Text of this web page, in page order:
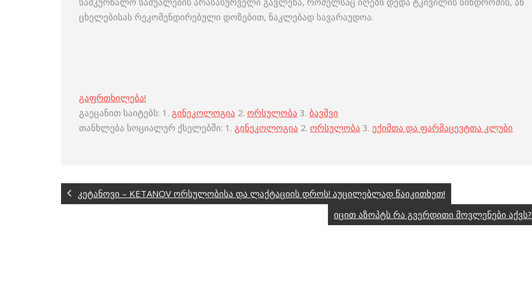
ცხელებისას რეკომენდირებული დოზებით, ნაკლებად სავარაუდოა.
გაფრთხილება!
გაეცანით საიტებს: 1. გინეკოლოგია 2. ორსულობა 3. ბავშვი
თანხლება სოციალურ ქსელებში: 1. გინეკოლოგია 2. ორსულობა 3. ექიმთა და ფარმაცევტთა კლუბი
კეტანოვი – KETANOV ორსულობისა და ლაქტაციის დროს! აუცილებლად წაიკითხეთ!
იცით აზოპტს რა გვერდითი მოვლენები აქვს?